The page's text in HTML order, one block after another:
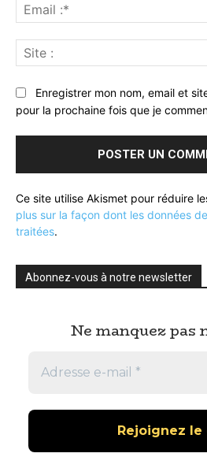
Enregistrer mon nom, email et
pour la prochaine fois que je
Ce site utilise Akismet pour réduire
plus sur la façon dont les données
traitées.
Abonnez-vous à notre newsletter
Ne manquez pas